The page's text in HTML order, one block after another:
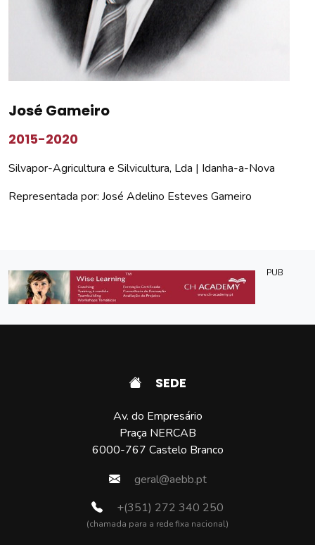
José Gameiro
2015-2020
Silvapor-Agricultura e Silvicultura, Lda | Idanha-a-Nova
Representada por: José Adelino Esteves Gameiro
PUB
SEDE
Av. do Empresário
Praça NERCAB
6000-767 Castelo Branco
geral@aebb.pt
+(351) 272 340 250
(chamada para a rede fixa nacional)